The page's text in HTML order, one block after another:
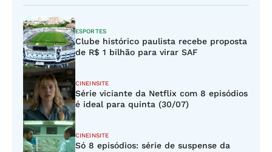
ESPORTES
Clube histórico paulista recebe proposta
de R$ 1 bilhão para virar SAF
CINEINSITE
Série viciante da Netflix com 8 episódios
é ideal para quinta (30/07)
CINEINSITE
Só 8 episódios: série de suspense da